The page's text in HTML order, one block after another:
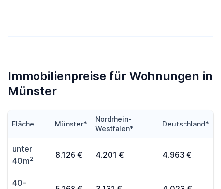
Immobilienpreise für Wohnungen in
Münster
Fläche Münster*
Nordrhein-
Westfalen*
Deutschland*
unter
40m2 8.126 € 4.201 € 4.963 €
40-